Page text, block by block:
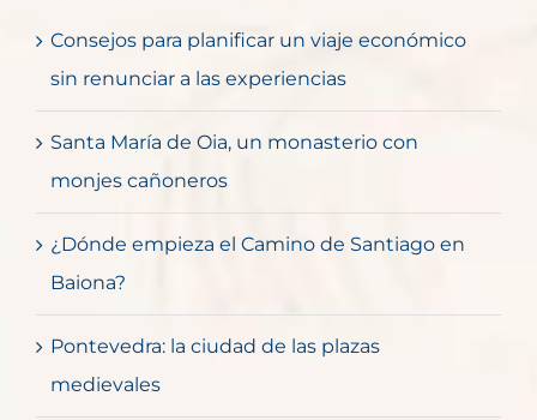
Consejos para planificar un viaje económico
sin renunciar a las experiencias
Santa María de Oia, un monasterio con
monjes cañoneros
¿Dónde empieza el Camino de Santiago en
Baiona?
Pontevedra: la ciudad de las plazas
medievales